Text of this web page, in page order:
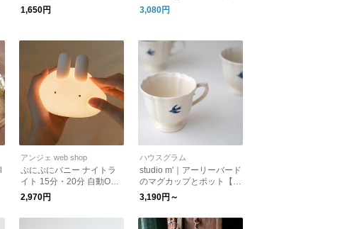
1,650円
ナメント（3個セット）
3,080円
アンジェ web shop
ぷにぷにバニー ナイトラ
イト 15分・20分 自動OFF
タイマー付き ／ 授乳 LED
MUID
2,970円
ハウスグラム
studio m'｜アーリーバード
のマグカップとポット【ス
タジオエム ティーポッ
ト】
3,190円～